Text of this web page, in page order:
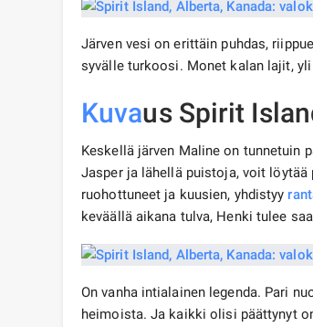
Järven vesi on erittäin puhdas,
syvälle turkoosi. Monet kalan lajit,
Kuvaus Spirit
Keskellä järven Maline on tunnetuin
Jasper ja lähellä puistoja, voit
ruohottuneet ja kuusien, yhdistyy
keväällä aikana tulva, Henki tulee
On vanha intialainen legenda. Pari
heimoista. Ja kaikki olisi päättynyt